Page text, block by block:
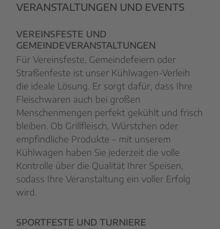
VERANSTALTUNGEN UND EVENTS
VEREINSFESTE UND
GEMEINDEVERANSTALTUNGEN
Für Vereinsfeste, Gemeindefeiern oder
Straßenfeste ist unser Kühlwagen-Verleih
die ideale Lösung. Er sorgt dafür, dass Ihre
Fleischwaren auch bei großen
Menschenmengen perfekt gekühlt und frisch
bleiben. Ob Grillfleisch, Würstchen oder
empfindliche Produkte – mit unserem
Kühlwagen haben Sie jederzeit die volle
Kontrolle über die Qualität Ihrer Speisen,
sodass Ihre Veranstaltung ein voller Erfolg
wird.
SPORTFESTE UND TURNIERE